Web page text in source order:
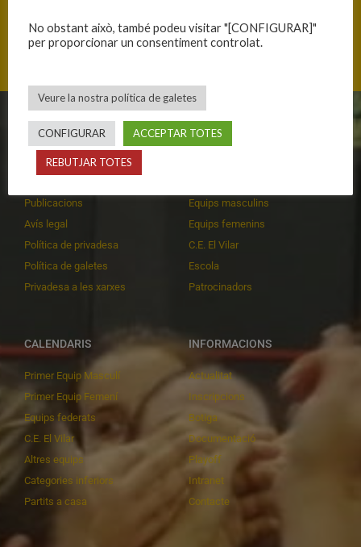
CLUB
Història
Publicacions
Avís legal
Política de privadesa
Política de galetes
Privadesa a les xarxes
EQUIPS
Equips masculins
Equips femenins
C.E. El Vilar
Escola
Patrocinadors
CALENDARIS
Primer Equip Masculí
Primer Equip Femení
Equips federats
C.E. El Vilar
Altres equips
Categories inferiors
Partits a casa
INFORMACIONS
Actualitat
Inscripcions
Botiga
Documentació
Playoff
Intranet
Contacte
No obstant això, també podeu visitar "[CONFIGURAR]"
per proporcionar un consentiment controlat.
Veure la nostra política de galetes
CONFIGURAR ACCEPTAR TOTES
REBUTJAR TOTES